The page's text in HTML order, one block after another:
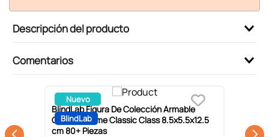
Descripción del producto
Comentarios
Nuevo
BlindLab
BlindLab Figura De Colección Armable
Optimus Prime Classic Class 8.5x5.5x12.5
cm 80+ Piezas